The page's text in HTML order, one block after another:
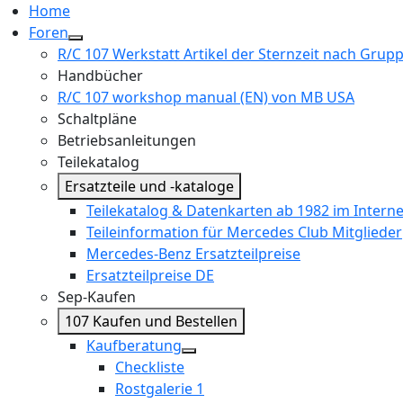
Home
Foren
R/C 107 Werkstatt Artikel der Sternzeit nach
Handbücher
R/C 107 workshop manual (EN) von MB USA
Schaltpläne
Betriebsanleitungen
Teilekatalog
Ersatzteile und -kataloge
Teilekatalog & Datenkarten ab 1982 im
Teileinformation für Mercedes Club Mitglieder
Mercedes-Benz Ersatzteilpreise
Ersatzteilpreise DE
Sep-Kaufen
107 Kaufen und Bestellen
Kaufberatung
Checkliste
Rostgalerie 1